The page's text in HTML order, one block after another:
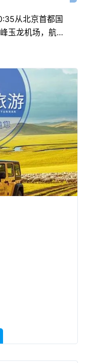
从北京首都国
玉龙机场，航班